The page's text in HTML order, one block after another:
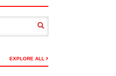
EXPLORE ALL